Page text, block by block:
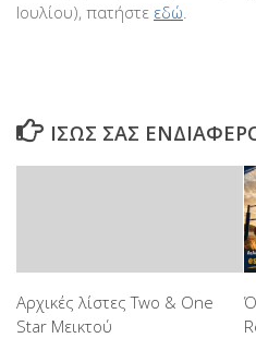
Ιουλίου), πατήστε εδώ.
ΊΣΩΣ ΣΑΣ
Αρχικές λίστες Two & One
Star Μεικτού